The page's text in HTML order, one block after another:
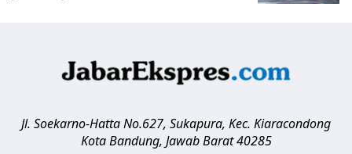
Jl. Soekarno-Hatta No.627, Sukapura, Kec. Kiaracondong
Kota Bandung, Jawab Barat 40285